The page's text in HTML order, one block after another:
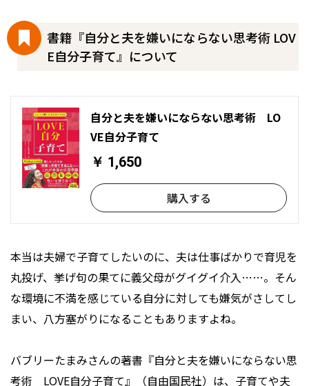
書籍『自分と夫を嫌いにならない思考術 LOV
E自分子育て』について
自分と夫を嫌いにならない思考術 LO
VE自分子育て
￥ 1,650
購入する
本当は夫婦で子育てしたいのに、夫は仕事ばかりで育児を
丸投げ、挙げ句の果てに義父母がグイグイ介入……。そん
な環境に不満を感じている自分に対しても嫌気がさしてし
まい、八方塞がりになることもありますよね。
バブリーたまみさんの著書『自分と夫を嫌いにならない思
考術 LOVE自分子育て』（自由国民社）は、子育てや夫